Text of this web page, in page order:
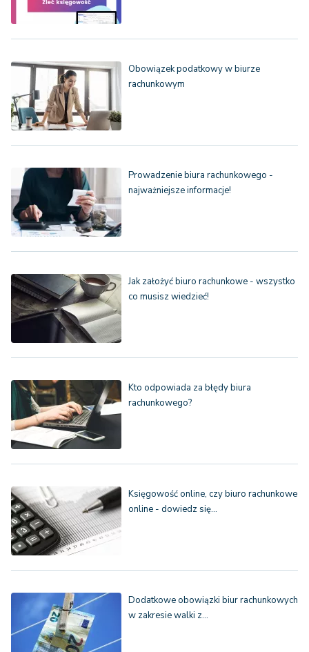
Obowiązek podatkowy w biurze
rachunkowym
Prowadzenie biura rachunkowego -
najważniejsze informacje!
Jak założyć biuro rachunkowe - wszystko
co musisz wiedzieć!
Kto odpowiada za błędy biura
rachunkowego?
Księgowość online, czy biuro rachunkowe
online - dowiedz się…
Dodatkowe obowiązki biur rachunkowych
w zakresie walki z…